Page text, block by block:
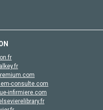
consulte.com
infirmiere.com